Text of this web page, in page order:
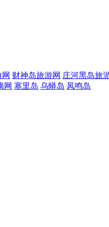
财神岛旅游网 庄河黑岛旅
网 塞里岛 乌蟒岛 凤鸣岛